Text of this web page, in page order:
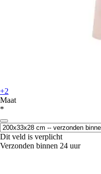
+2
Maat
*
Dit veld is verplicht
Verzonden binnen 24 uur